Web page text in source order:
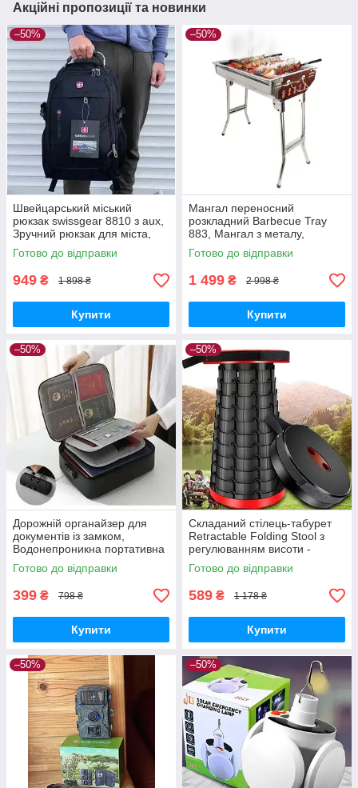
Акційні пропозиції та новинки
–50%
Швейцарський міський
рюкзак swissgear 8810 з aux,
Зручний рюкзак для міста,
Надійний чоловічий рюкзак
Готово до відправки
949 ₴ 1 898 ₴
Купити
–50%
Мангал переносний
розкладний Barbecue Tray
883, Мангал з металу,
Мангал-гриль портативний з
решіткою-гриль
Готово до відправки
1 499 ₴ 2 998 ₴
Купити
–50%
Дорожній органайзер для
документів із замком,
Водонепроникна портативна
сумка-органайзер для
зберігання.
Готово до відправки
399 ₴ 798 ₴
Купити
–50%
Складаний стілець-табурет
Retractable Folding Stool з
регулюванням висоти -
компактний помічник для
риболовлі і кемпінгу
Готово до відправки
589 ₴ 1 178 ₴
Купити
–50% –50%